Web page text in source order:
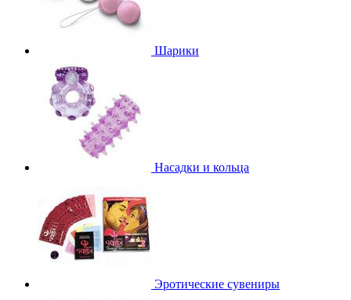
Шарики
Насадки и кольца
Эротические сувениры